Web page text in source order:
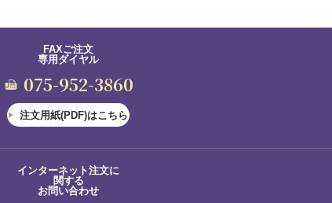
FAXご注文
専用ダイヤル
075-952-3860
注文用紙(PDF)はこちら
インターネット注文に
関する
お問い合わせ